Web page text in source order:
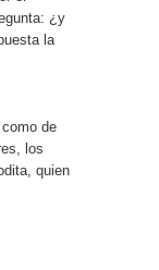
¿y
la
de
los
quien